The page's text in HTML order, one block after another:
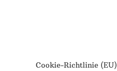
Cookie-Richtlinie (EU)